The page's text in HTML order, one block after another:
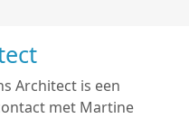
Architect is een
met Martine